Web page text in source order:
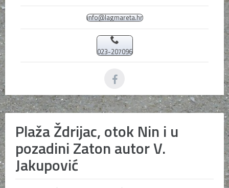
info@lagmareta.hr
023-207096
Plaža Ždrijac, otok Nin i u
pozadini Zaton autor V.
Jakupović